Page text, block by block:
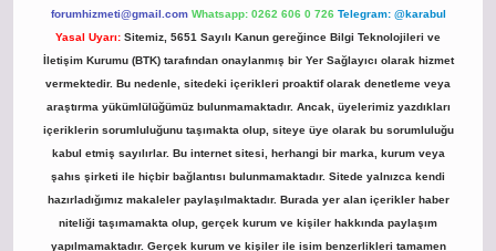
forumhizmeti@gmail.com Whatsapp: 0262 606 0 726 Telegram: @karabul
Yasal Uyarı: Sitemiz, 5651 Sayılı Kanun gereğince Bilgi Teknolojileri ve
İletişim Kurumu (BTK) tarafından onaylanmış bir Yer Sağlayıcı olarak hizmet
vermektedir. Bu nedenle, sitedeki içerikleri proaktif olarak denetleme veya
araştırma yükümlülüğümüz bulunmamaktadır. Ancak, üyelerimiz yazdıkları
içeriklerin sorumluluğunu taşımakta olup, siteye üye olarak bu sorumluluğu
kabul etmiş sayılırlar. Bu internet sitesi, herhangi bir marka, kurum veya
şahıs şirketi ile hiçbir bağlantısı bulunmamaktadır. Sitede yalnızca kendi
hazırladığımız makaleler paylaşılmaktadır. Burada yer alan içerikler haber
niteliği taşımamakta olup, gerçek kurum ve kişiler hakkında paylaşım
yapılmamaktadır. Gerçek kurum ve kişiler ile isim benzerlikleri tamamen